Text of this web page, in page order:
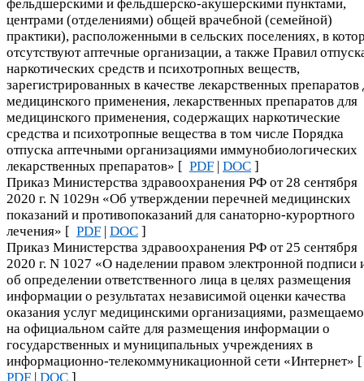
фельдшерскими и фельдшерско-акушерскими пунктами,
центрами (отделениями) общей врачебной (семейной)
практики), расположенными в сельских поселениях, в
отсутствуют аптечные организации, а также Правил
наркотических средств и психотропных веществ,
зарегистрированных в качестве лекарственных препаратов
медицинского применения, лекарственных препаратов для
медицинского применения, содержащих наркотические
средства и психотропные вещества в том числе Порядка
отпуска аптечными организациями иммунобиологических
лекарственных препаратов» [ PDF | DOC ]
Приказ Министерства здравоохранения РФ от 28 сентября
2020 г. N 1029н «Об утверждении перечней медицинских
показаний и противопоказаний для санаторно-курортного
лечения» [ PDF | DOC ]
Приказ Министерства здравоохранения РФ от 25 сентября
2020 г. N 1027 «О наделении правом электронной подписи
об определении ответственного лица в целях размещения
информации о результатах независимой оценки качества
оказания услуг медицинскими организациями,
на официальном сайте для размещения информации о
государственных и муниципальных учреждениях в
информационно-телекоммуникационной сети «Интернет»
PDF | DOC ]